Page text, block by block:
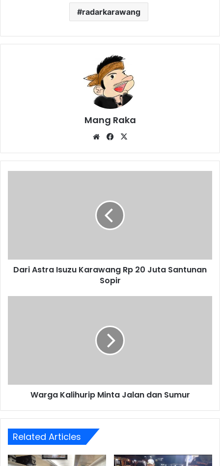
radarkarawang
Mang Raka
WebsiteFacebook
Sopir
Dari Astra Isuzu Karawang Rp 20 Juta Santunan
Sopir
Warga Kalihurip Minta Jalan dan Sumur
Related Articles